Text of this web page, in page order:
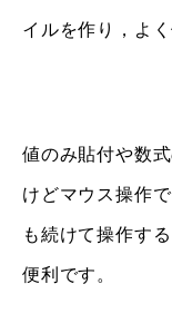
イルを作り，よ
値のみ貼付や数
けどマウス操作
も続けて操作す
便利です。